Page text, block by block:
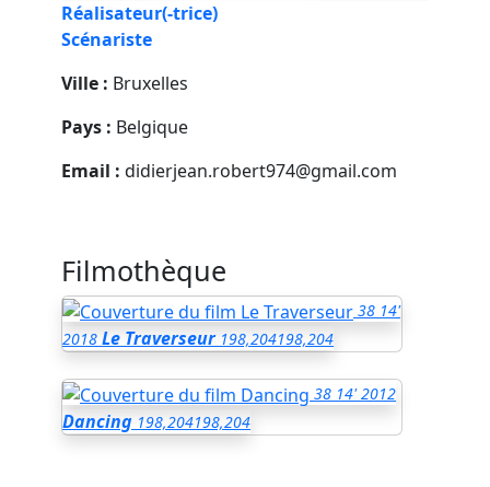
Réalisateur(-trice)
Scénariste
Ville : Bruxelles
Pays : Belgique
Email : didierjean.robert974@gmail.com
Filmothèque
38 14'
2018 Le Traverseur 198,204198,204
38 14' 2012
Dancing 198,204198,204